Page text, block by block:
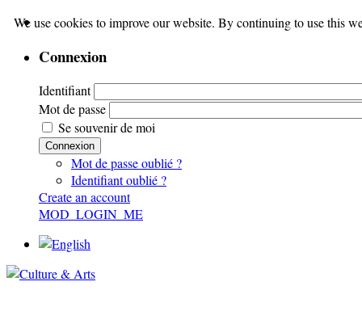
Connexion
Identifiant
Mot de passe
Se souvenir de moi
Connexion
Mot de passe oublié ?
Identifiant oublié ?
Create an account
MOD_LOGIN_ME
We use cookies to improve our website. By continuing to use this